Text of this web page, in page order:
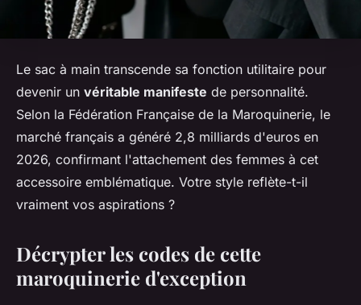
Le sac à main transcende sa fonction utilitaire pour
devenir un véritable manifeste de personnalité.
Selon la Fédération Française de la Maroquinerie, le
marché français a généré 2,8 milliards d'euros en
2026, confirmant l'attachement des femmes à cet
accessoire emblématique. Votre style reflète-t-il
vraiment vos aspirations ?
Décrypter les codes de cette
maroquinerie d'exception